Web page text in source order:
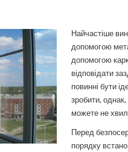
Найчастіше
допомогою
допомогою
відповідати
повинні бути
зробити,
можете не
Перед
порядку